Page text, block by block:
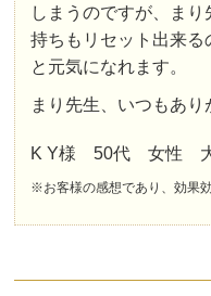
しまうのですが、ま
持ちもリセット出来る
と元気になれます。
まり先生、いつもあり
K Y様 50代 女性
※お客様の感想であり、効果